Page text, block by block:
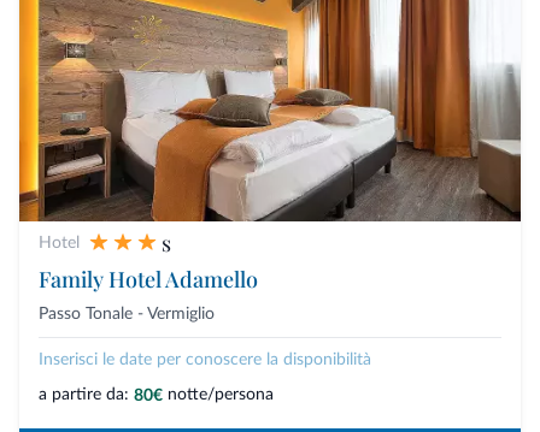
Hotel
s
Family Hotel Adamello
Passo Tonale - Vermiglio
Inserisci le date per conoscere la disponibilità
a partire da: 80€ notte/persona